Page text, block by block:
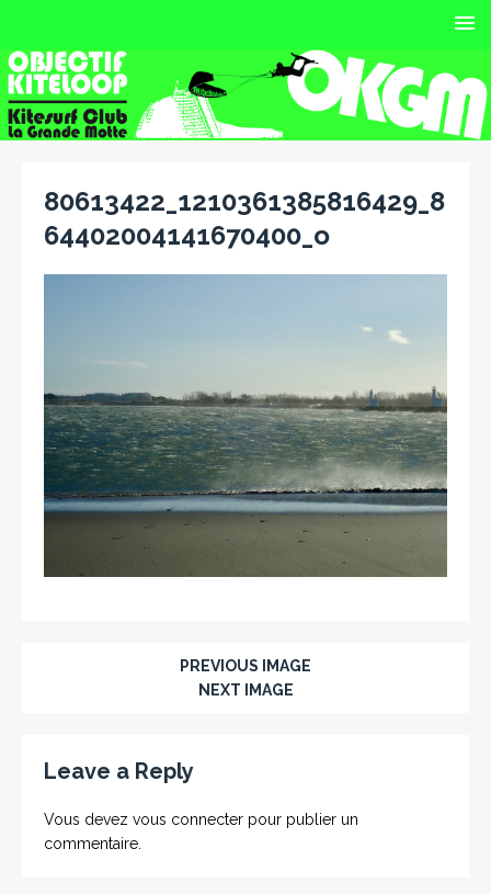
80613422_1210361385816429_8
64402004141670400_o
PREVIOUS IMAGE
NEXT IMAGE
Leave a Reply
Vous devez vous connecter pour publier un
commentaire.